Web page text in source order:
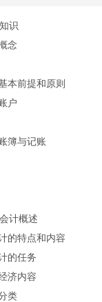
识
念
本前提和原则
户
簿与记账
计概述
的特点和内容
的任务
济内容
类